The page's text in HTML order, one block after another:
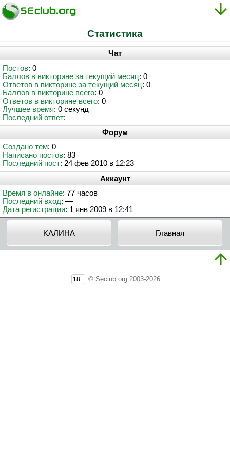
Статистика
Чат
Постов: 0
Баллов в викторине за текущий месяц: 0
Ответов в викторине за текущий месяц: 0
Баллов в викторине всего: 0
Ответов в викторине всего: 0
Лучшее время: 0 секунд
Последний ответ: —
Форум
Создано тем: 0
Написано постов: 83
Последний пост: 24 фев 2010 в 12:23
Аккаунт
Время в онлайне: 77 часов
Последний вход: —
Дата регистрации: 1 янв 2009 в 12:41
KAЛИHA Главная
18+ © Seclub.org 2003-2026